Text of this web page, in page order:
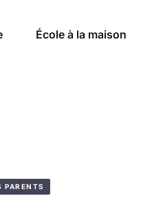
École à la maison
PARENTS